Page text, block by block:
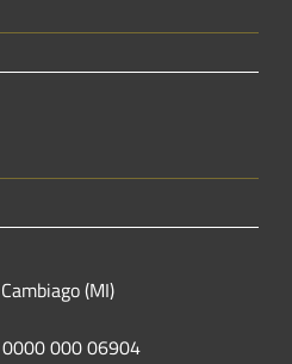
(MI)
000 06904